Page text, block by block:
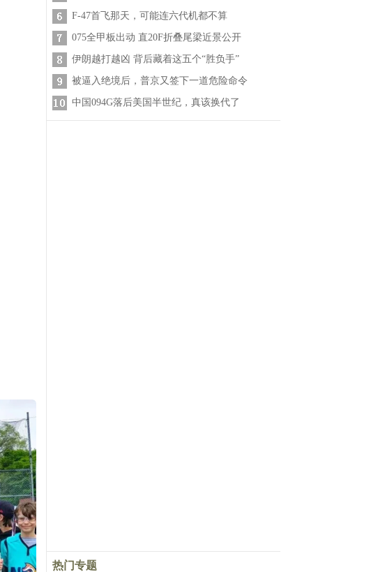
F-47首飞那天，可能连六代机都不算
075全甲板出动 直20F折叠尾梁近景公开
伊朗越打越凶 背后藏着这五个“胜负手”
被逼入绝境后，普京又签下一道危险命令
中国094G落后美国半世纪，真该换代了
热门专题